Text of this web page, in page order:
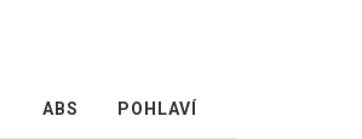
ABS POHLAVÍ